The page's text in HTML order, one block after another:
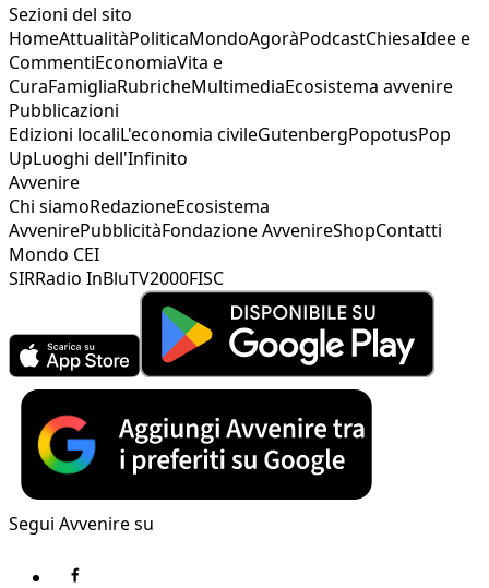
Sezioni del sito
HomeAttualitàPoliticaMondoAgoràPodcastChiesaIdee e
CommentiEconomiaVita e
CuraFamigliaRubricheMultimediaEcosistema avvenire
Pubblicazioni
Edizioni localiL'economia civileGutenbergPopotusPop
UpLuoghi dell'Infinito
Avvenire
Chi siamoRedazioneEcosistema
AvvenirePubblicitàFondazione AvvenireShopContatti
Mondo CEI
SIRRadio InBluTV2000FISC
Segui Avvenire su